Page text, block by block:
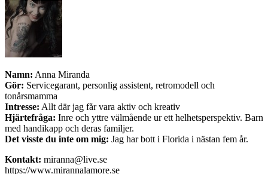
Namn: Anna Miranda
Gör: Servicegarant, personlig assistent, retromodell och
tonårsmamma
Intresse: Allt där jag får vara aktiv och kreativ
Hjärtefråga: Inre och yttre välmående ur ett helhetsperspektiv. Barn
med handikapp och deras familjer.
Det visste du inte om mig: Jag har bott i Florida i nästan fem år.
Kontakt: miranna@live.se
https://www.mirannalamore.se